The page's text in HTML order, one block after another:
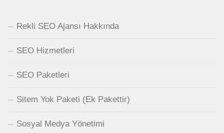
Rekli SEO Ajansı Hakkında
SEO Hizmetleri
SEO Paketleri
Sitem Yok Paketi (Ek Pakettir)
Sosyal Medya Yönetimi